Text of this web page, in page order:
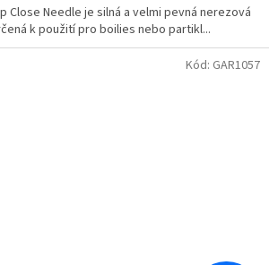
Close Needle je silná a velmi pevná nerezová
k použití pro boilies nebo partikl...
Kód: GAR1057